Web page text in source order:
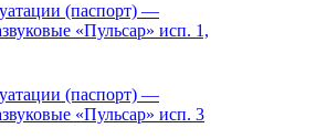
(паспорт) —
«Пульсар» исп. 1,
(паспорт) —
«Пульсар» исп. 3